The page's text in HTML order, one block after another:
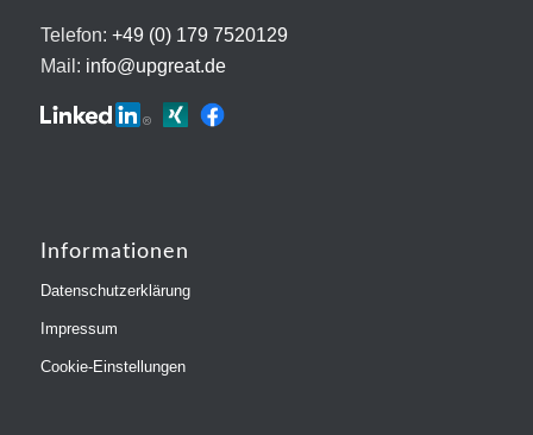
Telefon: +49 (0) 179 7520129
Mail: info@upgreat.de
Informationen
Datenschutzerklärung
Impressum
Cookie-Einstellungen